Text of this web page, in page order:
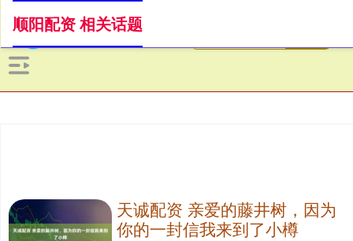
顺阳配资 相关话题
天诚配资 亲爱的藤井树，因为
你的一封信我来到了小樽